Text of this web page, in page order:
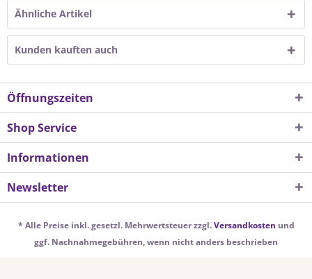
Ähnliche Artikel
Kunden kauften auch
Öffnungszeiten
Shop Service
Informationen
Newsletter
* Alle Preise inkl. gesetzl. Mehrwertsteuer zzgl.Versandkosten und
ggf. Nachnahmegebühren, wenn nicht anders beschrieben